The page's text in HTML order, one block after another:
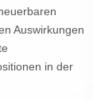
Auswirkungen
in der